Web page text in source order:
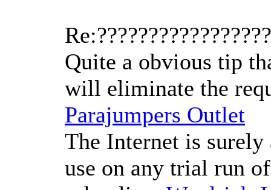
Quite a obvious tip
will eliminate the
Parajumpers Outlet
The Internet is surely
use on any trial run